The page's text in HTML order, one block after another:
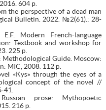
604 p.
the perspective of a dead man
Bulletin. 2022. №2(61).: 28-
E.F. Modern French-language
Textbook and workshop for
225 p.
Methodological Guide. Moscow:
MIC, 2008. 112 p.
«Kys» through the eyes of a
concept of the novel //
41.
prose: Mythopoetic
216 p.